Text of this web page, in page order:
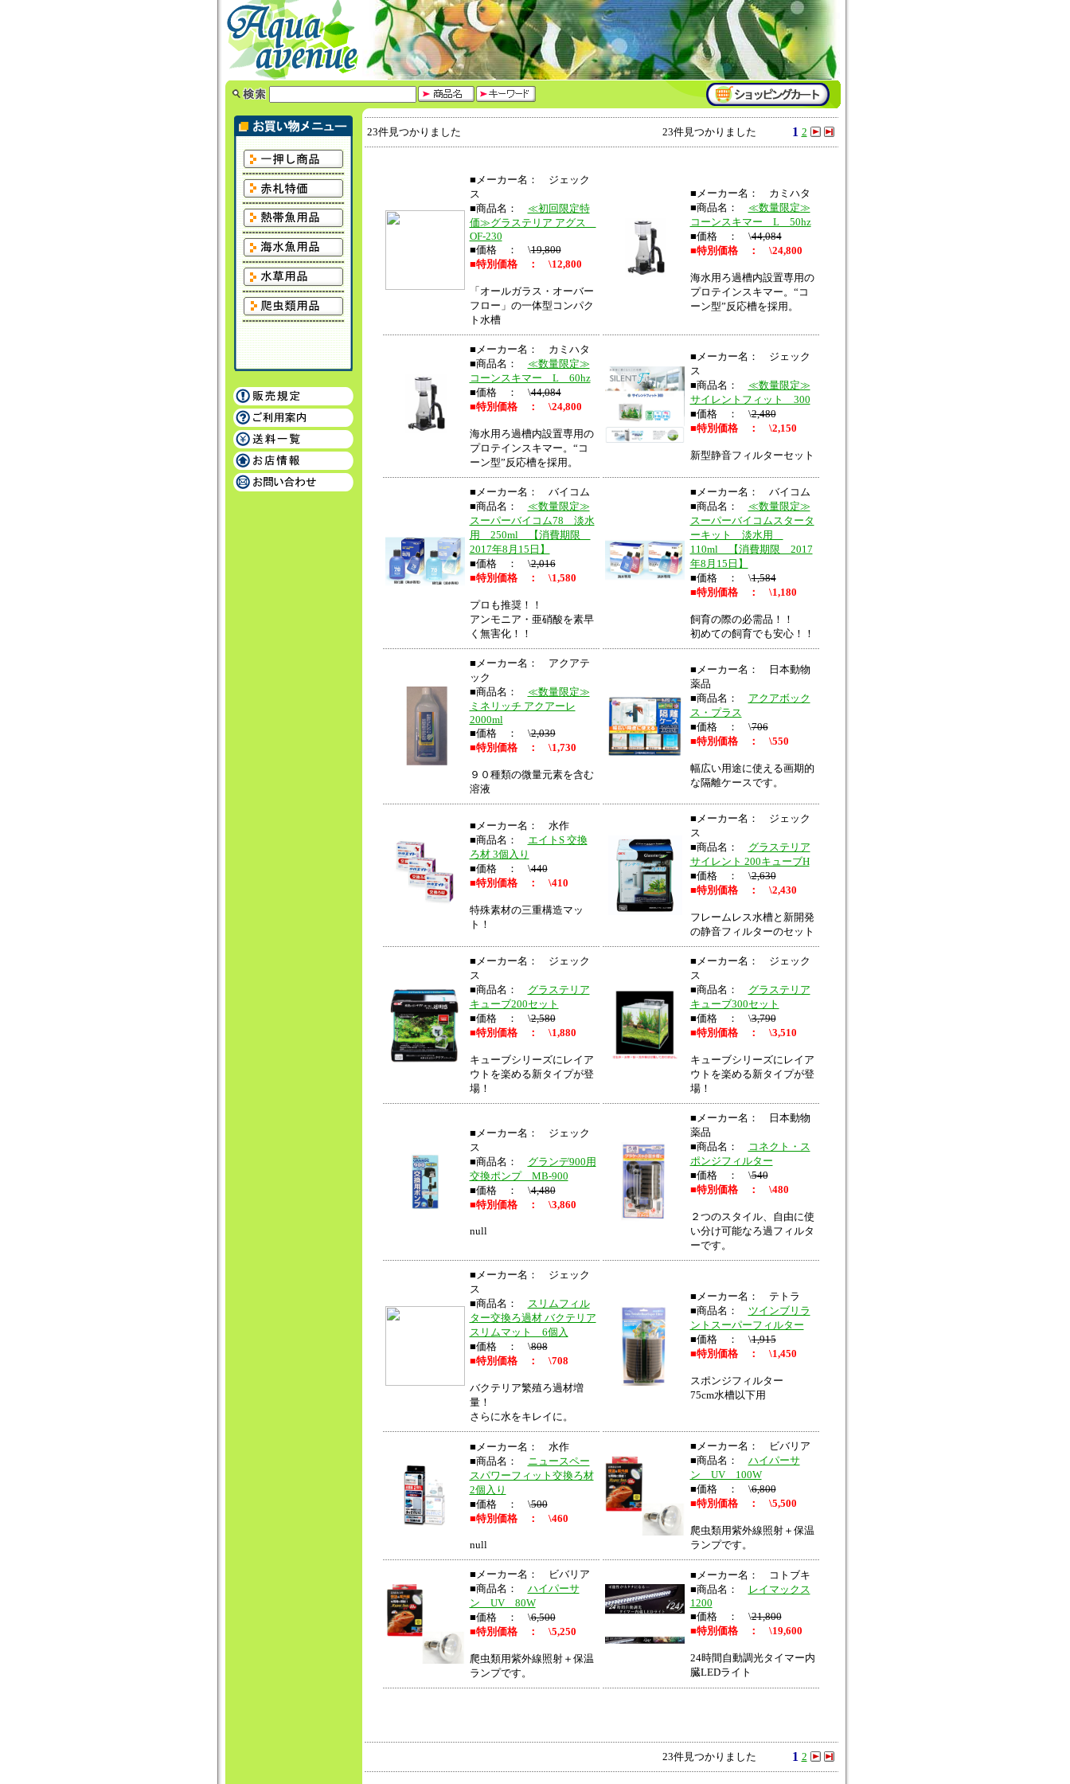
23件見つかりました 23件見つかりました 1 2
■メーカー名： ジェック
ス
■商品名： ≪初回限定特
価≫グラステリア アグス
OF-230
■価格 ： \19,800
■特別価格 ： \12,800
「オールガラス・オーバー
フロー」の一体型コンパク
ト水槽
■メーカー名： カミハタ
■商品名： ≪数量限定≫
コーンスキマー L 50hz
■価格 ： \44,084
■特別価格 ： \24,800
海水用ろ過槽内設置専用の
プロテインスキマー。“コ
ーン型”反応槽を採用。
■メーカー名： カミハタ
■商品名： ≪数量限定≫
コーンスキマー L 60hz
■価格 ： \44,084
■特別価格 ： \24,800
海水用ろ過槽内設置専用の
プロテインスキマー。“コ
ーン型”反応槽を採用。
■メーカー名： ジェック
ス
■商品名： ≪数量限定≫
サイレントフィット 300
■価格 ： \2,480
■特別価格 ： \2,150
新型静音フィルターセット
■メーカー名： バイコム
■商品名： ≪数量限定≫
スーパーバイコム78 淡水
用 250ml 【消費期限
2017年8月15日】
■価格 ： \2,016
■特別価格 ： \1,580
プロも推奨！！
アンモニア・亜硝酸を素早
く無害化！！
■メーカー名： バイコム
■商品名： ≪数量限定≫
スーパーバイコムスタータ
ーキット 淡水用
110ml 【消費期限 2017
年8月15日】
■価格 ： \1,584
■特別価格 ： \1,180
飼育の際の必需品！！
初めての飼育でも安心！！
■メーカー名： アクアテ
ック
■商品名： ≪数量限定≫
ミネリッチ アクアーレ
2000ml
■価格 ： \2,039
■特別価格 ： \1,730
９０種類の微量元素を含む
溶液
■メーカー名： 日本動物
薬品
■商品名： アクアボック
ス・プラス
■価格 ： \706
■特別価格 ： \550
幅広い用途に使える画期的
な隔離ケースです。
■メーカー名： 水作
■商品名： エイトS 交換
ろ材 3個入り
■価格 ： \440
■特別価格 ： \410
特殊素材の三重構造マッ
ト！
■メーカー名： ジェック
ス
■商品名： グラステリア
サイレント 200キューブH
■価格 ： \2,630
■特別価格 ： \2,430
フレームレス水槽と新開発
の静音フィルターのセット
■メーカー名： ジェック
ス
■商品名： グラステリア
キューブ200セット
■価格 ： \2,580
■特別価格 ： \1,880
キューブシリーズにレイア
ウトを楽める新タイプが登
場！
■メーカー名： ジェック
ス
■商品名： グラステリア
キューブ300セット
■価格 ： \3,790
■特別価格 ： \3,510
キューブシリーズにレイア
ウトを楽める新タイプが登
場！
■メーカー名： ジェック
ス
■商品名： グランデ900用
交換ポンプ MB-900
■価格 ： \4,480
■特別価格 ： \3,860
null
■メーカー名： 日本動物
薬品
■商品名：
コネクト・ス
ポンジフィルター
■価格 ： \540
■特別価格 ： \480
２つのスタイル、自由に使
い分け可能なろ過フィルタ
ーです。
■メーカー名： ジェック
ス
■商品名： スリムフィル
ター交換ろ過材 バクテリア
スリムマット 6個入
■価格 ： \808
■特別価格 ： \708
バクテリア繁殖ろ過材増
量！
さらに水をキレイに。
■メーカー名： テトラ
■商品名： ツインブリラ
ントスーパーフィルター
■価格 ： \1,915
■特別価格 ： \1,450
スポンジフィルター
75cm水槽以下用
■メーカー名： 水作
■商品名： ニュースペー
スパワーフィット交換ろ材
2個入り
■価格 ： \500
■特別価格 ： \460
null
■メーカー名： ビバリア
■商品名： ハイパーサ
ン UV 100W
■価格 ： \6,800
■特別価格 ： \5,500
爬虫類用紫外線照射＋保温
ランプです。
■メーカー名： ビバリア
■商品名： ハイパーサ
ン UV 80W
■価格 ： \6,500
■特別価格 ： \5,250
爬虫類用紫外線照射＋保温
ランプです。
■メーカー名： コトブキ
■商品名：
レイマックス
1200
■価格 ： \21,800
■特別価格 ： \19,600
24時間自動調光タイマー内
臓LEDライト
23件見つかりました 1 2